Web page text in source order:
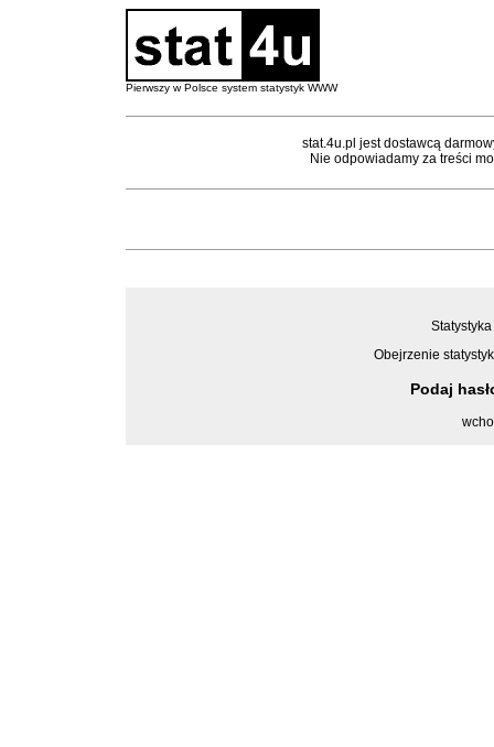
Pierwszy w Polsce system statystyk WWW
stat.4u.pl jest dostawcą
Nie odpowiadamy za treści
Obejrzenie
Podaj